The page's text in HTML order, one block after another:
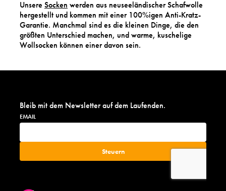
Unsere Socken werden aus neuseeländischer Schafwolle
hergestellt und kommen mit einer 100%igen Anti-Kratz-
Garantie. Manchmal sind es die kleinen Dinge, die den
größten Unterschied machen, und warme, kuschelige
Wollsocken können einer davon sein.
Bleib mit dem Newsletter auf dem Laufenden.